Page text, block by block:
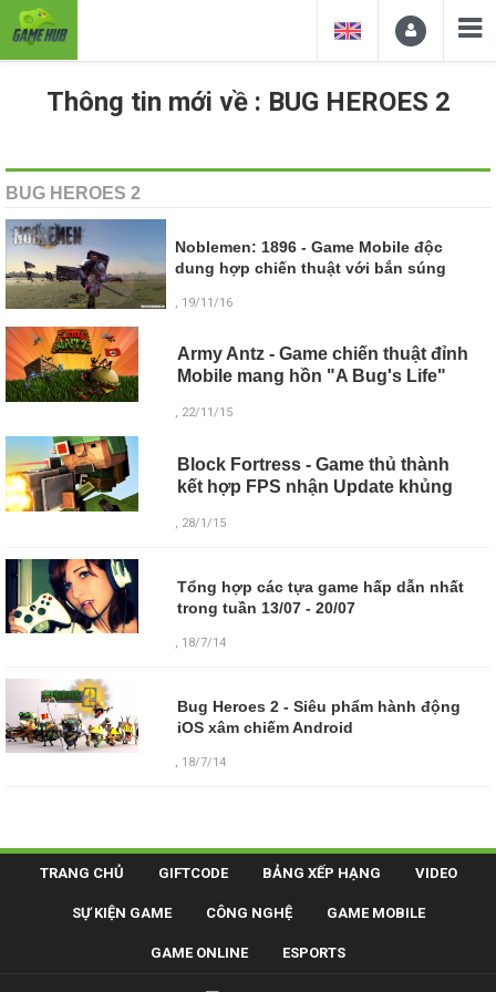
Thông tin mới về : BUG HEROES 2
BUG HEROES 2
Noblemen: 1896 - Game Mobile độc
dung hợp chiến thuật với bắn súng
, 19/11/16
Army Antz - Game chiến thuật đỉnh
Mobile mang hồn "A Bug's Life"
, 22/11/15
Block Fortress - Game thủ thành
kết hợp FPS nhận Update khủng
, 28/1/15
Tổng hợp các tựa game hấp dẫn nhất
trong tuần 13/07 - 20/07
, 18/7/14
Bug Heroes 2 - Siêu phẩm hành động
iOS xâm chiếm Android
, 18/7/14
TRANG CHỦ GIFTCODE BẢNG XẾP HẠNG VIDEO
SỰ KIỆN GAME CÔNG NGHỆ GAME MOBILE
GAME ONLINE ESPORTS